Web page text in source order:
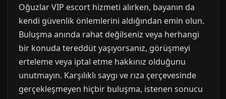
Oğuzlar VIP escort hizmeti alırken, bayanın da
kendi güvenlik önlemlerini aldığından emin olun.
Buluşma anında rahat değilseniz veya herhangi
bir konuda tereddüt yaşıyorsanız, görüşmeyi
erteleme veya iptal etme hakkınız olduğunu
unutmayın. Karşılıklı saygı ve rıza çerçevesinde
gerçekleşmeyen hiçbir buluşma, istenen sonucu